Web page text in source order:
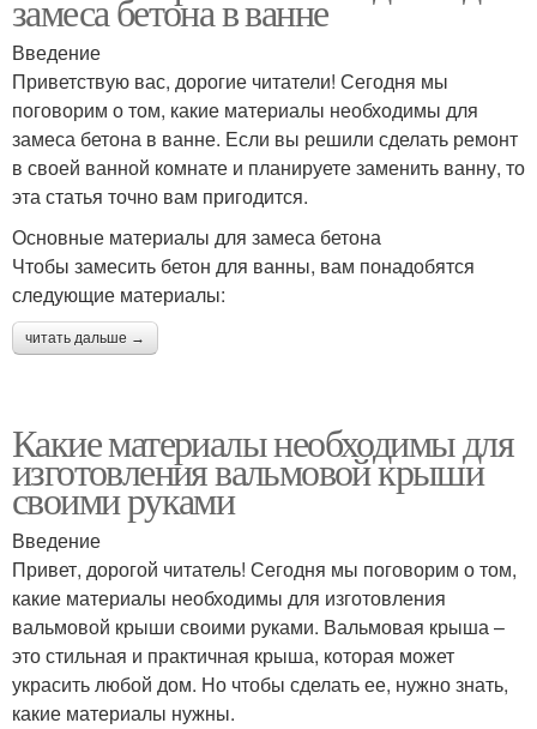
замеса бетона в ванне
Введение
Приветствую вас, дорогие читатели! Сегодня мы
поговорим о том, какие материалы необходимы для
замеса бетона в ванне. Если вы решили сделать ремонт
в своей ванной комнате и планируете заменить ванну, то
эта статья точно вам пригодится.
Основные материалы для замеса бетона
Чтобы замесить бетон для ванны, вам понадобятся
следующие материалы:
читать дальше →
Какие материалы необходимы для
изготовления вальмовой крыши
своими руками
Введение
Привет, дорогой читатель! Сегодня мы поговорим о том,
какие материалы необходимы для изготовления
вальмовой крыши своими руками. Вальмовая крыша –
это стильная и практичная крыша, которая может
украсить любой дом. Но чтобы сделать ее, нужно знать,
какие материалы нужны.